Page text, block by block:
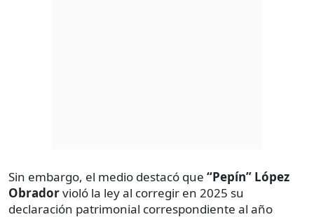
Sin embargo, el medio destacó que “Pepín” López
Obradorvioló la ley al corregir en 2025 su
declaración patrimonial correspondiente al año